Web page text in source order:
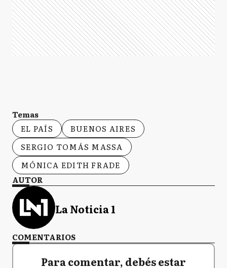
Temas
EL PAÍS
BUENOS AIRES
SERGIO TOMÁS MASSA
MÓNICA EDITH FRADE
AUTOR
La Noticia 1
COMENTARIOS
Para comentar, debés estar